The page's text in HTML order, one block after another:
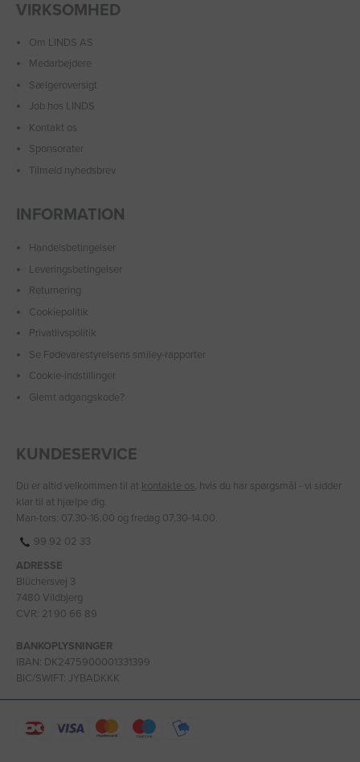
VIRKSOMHED
Om LINDS AS
Medarbejdere
Sælgeroversigt
Job hos LINDS
Kontakt os
Sponsorater
Tilmeld nyhedsbrev
INFORMATION
Handelsbetingelser
Leveringsbetingelser
Returnering
Cookiepolitik
Privatlivspolitik
Se Fødevarestyrelsens smiley-rapporter
Cookie-indstillinger
Glemt adgangskode?
KUNDESERVICE
Du er altid velkommen til at kontakte os, hvis du har spørgsmål - vi sidder
klar til at hjælpe dig.
Man-tors: 07.30-16.00 og fredag 07.30-14.00.
99 92 02 33
ADRESSE
Blüchersvej 3
7480 Vildbjerg
CVR: 21 90 66 89
BANKOPLYSNINGER
IBAN: DK2475900001331399
BIC/SWIFT: JYBADKKK